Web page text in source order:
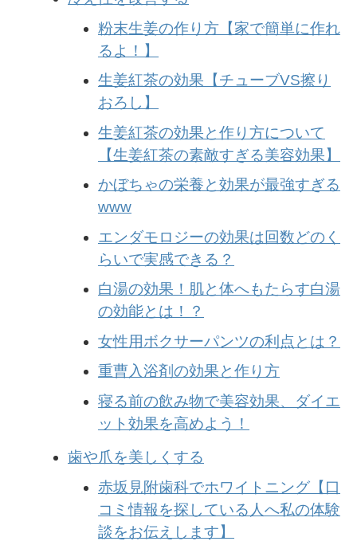
粉末生姜の作り方【家で簡単に作れ
るよ！】
生姜紅茶の効果【チューブVS擦り
おろし】
生姜紅茶の効果と作り方について
【生姜紅茶の素敵すぎる美容効果】
かぼちゃの栄養と効果が最強すぎる
www
エンダモロジーの効果は回数どのく
らいで実感できる？
白湯の効果！肌と体へもたらす白湯
の効能とは！？
女性用ボクサーパンツの利点とは？
重曹入浴剤の効果と作り方
寝る前の飲み物で美容効果、ダイエ
ット効果を高めよう！
歯や爪を美しくする
赤坂見附歯科でホワイトニング【口
コミ情報を探している人へ私の体験
談をお伝えします】